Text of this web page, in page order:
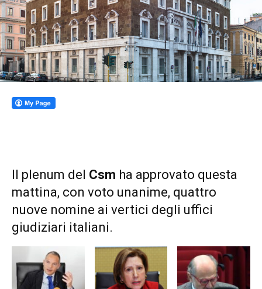
Il plenum del Csm ha approvato questa
mattina, con voto unanime, quattro
nuove nomine ai vertici degli uffici
giudiziari italiani.